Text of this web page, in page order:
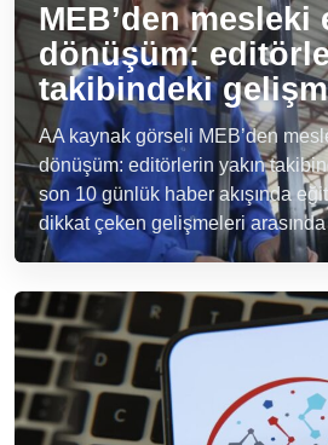
MEB’den mesleki
dönüşüm:
takibindeki
AA kaynak görseli MEB’den
dönüşüm: editörlerin yakın
son 10 günlük haber akışında
dikkat çeken gelişmeleri